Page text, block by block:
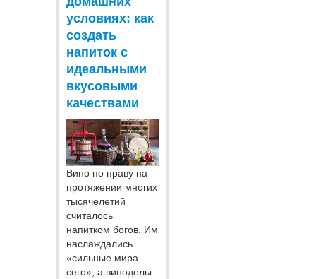
условиях: как
создать
напиток с
идеальными
вкусовыми
качествами
Вино по праву на
протяжении многих
тысячелетий
считалось
напитком богов. Им
наслаждались
«сильные мира
сего», а виноделы